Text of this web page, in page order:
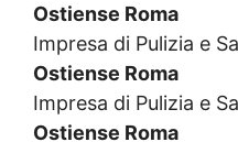
Ostiense Roma
Impresa di Pulizia e
Ostiense Roma
Impresa di Pulizia e
Ostiense Roma